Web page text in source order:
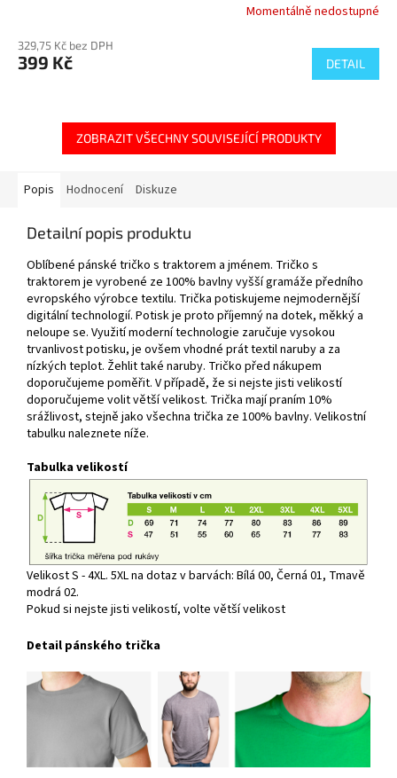
Momentálně nedostupné
329,75 Kč bez DPH
399 Kč DETAIL
ZOBRAZIT VŠECHNY SOUVISEJÍCÍ PRODUKTY
Popis Hodnocení Diskuze
Detailní popis produktu
Oblíbené pánské tričko s traktorem a jménem. Tričko s
traktorem je vyrobené ze 100% bavlny vyšší gramáže předního
evropského výrobce textilu. Trička potiskujeme nejmodernější
digitální technologií. Potisk je proto příjemný na dotek, měkký a
neloupe se. Využití moderní technologie zaručuje vysokou
trvanlivost potisku, je ovšem vhodné prát textil naruby a za
nízkých teplot. Žehlit také naruby. Tričko před nákupem
doporučujeme poměřit. V případě, že si nejste jisti velikostí
doporučujeme volit větší velikost. Trička mají praním 10%
srážlivost, stejně jako všechna trička ze 100% bavlny. Velikostní
tabulku naleznete níže.
Tabulka velikostí
Velikost S - 4XL. 5XL na dotaz v barvách: Bílá 00, Černá 01, Tmavě
modrá 02.
Pokud si nejste jisti velikostí, volte větší velikost
Detail pánského trička